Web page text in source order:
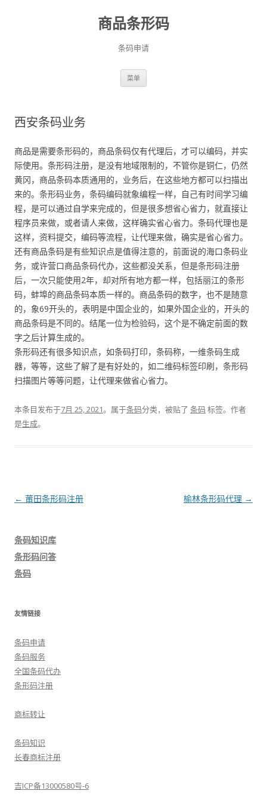
商品条形码
条码申请
菜单
西安条码业务
商品是需要条形码的，商品条码仅有代理后，才可以编码，并实
际使用。条形码注册，是没有地域限制的，不管你是铜仁，仍然
黄冈，商品条码本质通用的，业务后，在这些地方都可以扫描出
来的。条形码业务，条码编码就象编程一样，自己有时间学习编
程，是可以通过自学来完成的，但是很多想省心省力，就直接让
程序员来做，或者请人来做，这样确实省心省力。条码代理也是
这样，资料提交，编码等流程，让代理来做，确实是省心省力。
还有商品条码是有些知识点是值得注意的，前面说的海口条码业
务，或许营口商品条码代办，这些都没关系，但是条形码注册
后，一次只能使用2年，却对所有地方都一样，包括丽江的条形
码，蚌埠的商品条码本质一样的。商品条码的数字，也不是随意
的，象69开头的，表明是中国企业的，如果外国企业的，开头的
商品条码是不同的。结尾一位为检验码，这个是不确定前面的数
字之后计算生成的。
条形码还有很多知识点，如条码打印，条码称，一维条码生成
器，等等，这些了解了是有好处的，如二维码标签印刷，条形码
扫描图片等等问题，让代理来做省心省力。
本条目发布于7月 25, 2021。属于条码分类，被贴了 条码 标签。 作者
是生成。
文
← 莆田条形码注册 榆林条形码代理 →
条码知识库
条形码问答
条码
友情链接
条码申请
条码服务
全国条码代办
条形码注册
商标转让
条码知识
长春商标注册
吉ICP备13000580号-6